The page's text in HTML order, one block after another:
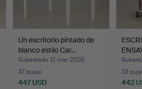
Un escritorio pintado de
blanco estilo Car…
Subastado 12 mar 2026
37 pujas
447 USD
33
442